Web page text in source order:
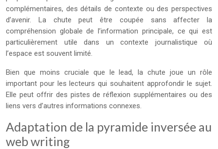
complémentaires, des détails de contexte ou des perspectives
d’avenir. La chute peut être coupée sans affecter la
compréhension globale de l’information principale, ce qui est
particulièrement utile dans un contexte journalistique où
l’espace est souvent limité.
Bien que moins cruciale que le lead, la chute joue un rôle
important pour les lecteurs qui souhaitent approfondir le sujet.
Elle peut offrir des pistes de réflexion supplémentaires ou des
liens vers d’autres informations connexes.
Adaptation de la pyramide inversée au
web writing